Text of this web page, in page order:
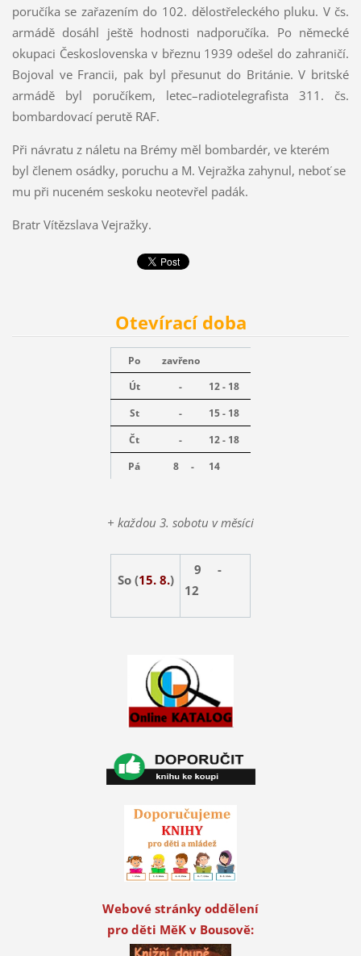
poručíka se zařazením do 102. dělostřeleckého pluku. V čs.
armádě dosáhl ještě hodnosti nadporučíka. Po německé
okupaci Československa v březnu 1939 odešel do zahraničí.
Bojoval ve Francii, pak byl přesunut do Británie. V britské
armádě byl poručíkem, letec–radiotelegrafista 311. čs.
bombardovací perutě RAF.
Při návratu z náletu na Brémy měl bombardér, ve kterém
byl členem osádky, poruchu a M. Vejražka zahynul, neboť se
mu při nuceném seskoku neotevřel padák.
Bratr Vítězslava Vejražky.
Otevírací doba
Po
zavřeno
Út
-
12 - 18
St
-
15 - 18
Čt
-
12 - 18
Pá
8 - 14
+ každou 3. sobotu v měsíci
So (15. 8.)
9 -
12
Webové stránky oddělení
pro děti MěK v Bousově: